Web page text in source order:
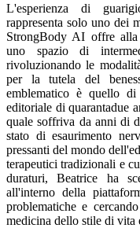
L'esperienza di
rappresenta solo uno dei
StrongBody AI offre alla
uno spazio di
rivoluzionando le
per la tutela del
emblematico è quello di
editoriale di quarantadue
quale soffriva da anni di
stato di esaurimento
pressanti del mondo
terapeutici tradizionali e
duraturi, Beatrice ha
all'interno della
problematiche e
medicina dello stile di